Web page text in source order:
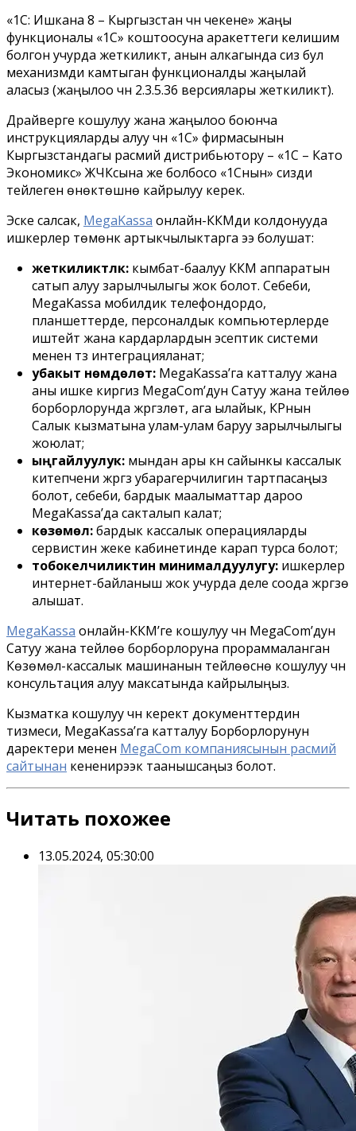
«1С: Ишкана 8 – Кыргызстан үчүн чекене» жаңы
функционалы «1С» коштоосуна аракеттеги келишим
болгон учурда жеткиликтүү, анын алкагында сиз бул
механизмди камтыган функционалды жаңылай
аласыз (жаңылоо үчүн 2.3.5.36 версиялары жеткиликтүү).
Драйверге кошулуу жана жаңылоо боюнча
инструкцияларды алуу үчүн «1С» фирмасынын
Кыргызстандагы расмий дистрибьютору – «1С – Като
Экономикс» ЖЧКсына же болбосо «1Снын» сизди
тейлеген өнөктөшүнө кайрылуу керек.
Эске салсак, MegaKassa онлайн-ККМди колдонууда
ишкерлер төмөнкү артыкчылыктарга ээ болушат:
жеткиликтүүлүк: кымбат-баалуу ККМ аппаратын
сатып алуу зарылчылыгы жок болот. Себеби,
MegaKassa мобилдик телефондордо,
планшеттерде, персоналдык компьютерлерде
иштейт жана кардарлардын эсептик системи
менен түз интеграцияланат;
убакыт үнөмдөлөт: MegaKassa’га катталуу жана
аны ишке киргизүү MegaCom’дун Сатуу жана тейлөө
борборлорунда жүргүзүлөт, ага ылайык, КРнын
Салык кызматына улам-улам баруу зарылчылыгы
жоюлат;
ыңгайлуулук: мындан ары күн сайынкы кассалык
китепчени жүргүзүү убарагерчилигин тартпасаңыз
болот, себеби, бардык маалыматтар дароо
MegaKassa’да сакталып калат;
көзөмөл:бардык кассалык операцияларды
сервистин жеке кабинетинде карап турса болот;
тобокелчиликтин минималдуулугу: ишкерлер
интернет-байланыш жок учурда деле соода жүргүзө
алышат.
MegaKassa онлайн-ККМ’ге кошулуу үчүн MegaCom’дун
Сатуу жана тейлөө борборлоруна прораммаланган
Көзөмөл-кассалык машинанын тейлөөсүнө кошулуу үчүн
консультация алуу максатында кайрылыңыз.
Кызматка кошулуу үчүн керектүү документтердин
тизмеси, MegaKassa’га катталуу Борборлорунун
даректери менен MegaCom компаниясынын расмий
сайтынан кененирээк таанышсаңыз болот.
Читать похожее
13.05.2024, 05:30:00